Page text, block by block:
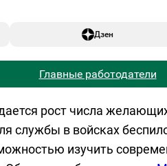
Дзен
Главные работодатели
рост числа
службы в войсках
изучить